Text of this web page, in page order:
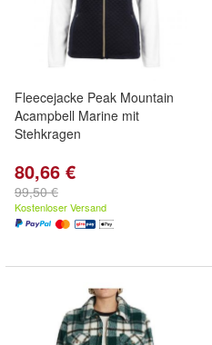
Fleecejacke Peak Mountain
Acampbell Marine mit
Stehkragen
80,66 €
99,50 €
Kostenloser Versand